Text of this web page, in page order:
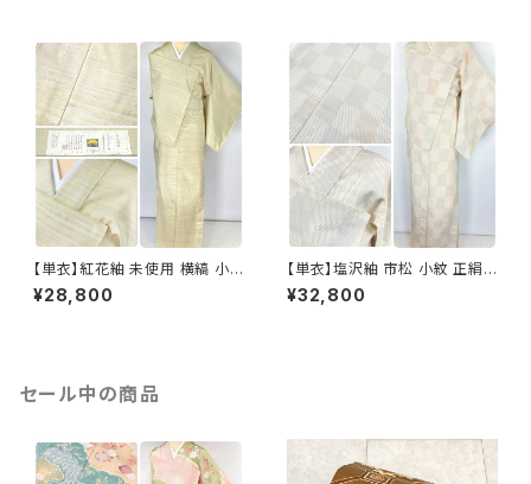
【単衣】紅花紬 未使用 横縞 小
紋 正絹 黄緑 青 ピンク 薄柳 13
22
¥28,800
【単衣】塩沢紬 市松 小紋 正絹
白 アイボリー 1033
¥32,800
セール中の商品